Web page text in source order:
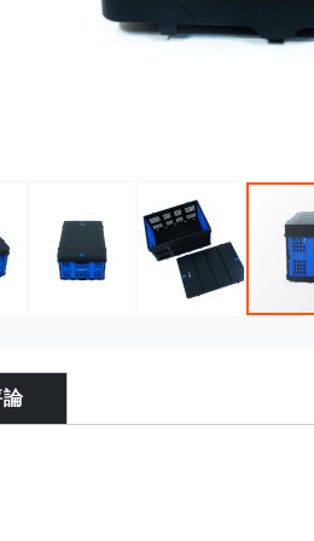
論